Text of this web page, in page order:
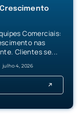
Comerciais:
nas
Clientes se...
julho 4, 2026